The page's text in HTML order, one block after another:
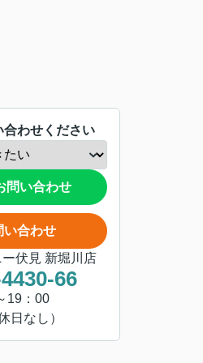
合わせください
問い合わせ
い合わせ
伏見 新堀川店
66
19：00
日なし）